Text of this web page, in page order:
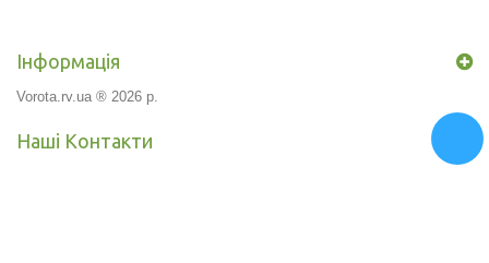
Інформація
Vorota.rv.ua ® 2026 р.
Наші Контакти